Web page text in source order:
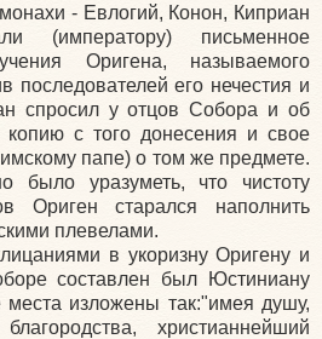
- Евлогий, Конон, Киприан
(императору) письменное
Оригена, называемого
последователей его нечестия и
спросил у отцов Собора и об
с того донесения и свое
папе) о том же предмете.
было уразуметь, что чистоту
Ориген старался наполнить
плевелами.
в укоризну Оригену и
составлен был Юстиниану
места изложены так:"имея душу,
христианнейший